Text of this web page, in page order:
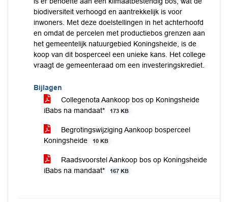
biodiversiteit verhoogd en aantrekkelijk is voor
inwoners. Met deze doelstellingen in het achterhoofd
en omdat de percelen met productiebos grenzen aan
het gemeentelijk natuurgebied Koningsheide, is de
koop van dit bosperceel een unieke kans. Het college
vraagt de gemeenteraad om een investeringskrediet.
Bijlagen
Collegenota Aankoop bos op Koningsheide
iBabs na mandaat*
173 KB
Begrotingswijziging Aankoop bosperceel
Koningsheide
10 KB
Raadsvoorstel Aankoop bos op Koningsheide
iBabs na mandaat*
167 KB